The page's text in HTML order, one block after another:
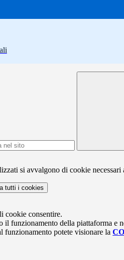
si avvalgono di cookie
tutti i cookies
cookie consentire.
il funzionamento della piattaforma e
funzionamento potete visionare la